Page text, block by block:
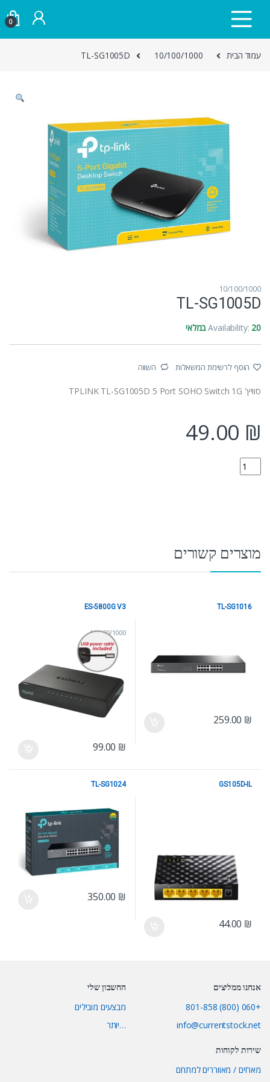
0
עמוד הבית 10/100/1000
TL-SG1005D
10/100/1000
TL-SG1005D
Availability: 20 במלאי
הוסף לרשימת המשאלות השווה
סוויץ' TPLINK TL-SG1005D 5 Port SOHO Switch 1G
49.00 ₪
TL-SG1005D quantity
מוצרים קשורים
TL-SG1016
259.00 ₪
10/100/1000
ES-5800G V3
99.00 ₪
GS105D-IL
44.00 ₪
10/100/1000
TL-SG1024
350.00 ₪
אנחנו ממליצים
+060 (800) 801-858
info@currentstock.net
החשבון שלי
מבצעים מובילים
…יותר
שירות לקוחות
מארזים / מאווררים למתחם